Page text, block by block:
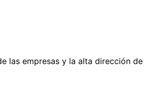
las empresas y la alta dirección de